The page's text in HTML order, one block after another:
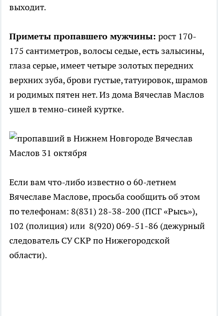
выходит.
Приметы пропавшего мужчины: рост 170-
175 сантиметров, волосы седые, есть залысины,
глаза серые, имеет четыре золотых передних
верхних зуба, брови густые, татуировок, шрамов
и родимых пятен нет. Из дома Вячеслав Маслов
ушел в темно-синей куртке.
Если вам что-либо известно о 60-летнем
Вячеславе Маслове, просьба сообщить об этом
по телефонам: 8(831) 28-38-200 (ПСГ «Рысь»),
102 (полиция) или 8(920) 069-51-86 (дежурный
следователь СУ СКР по Нижегородской
области).